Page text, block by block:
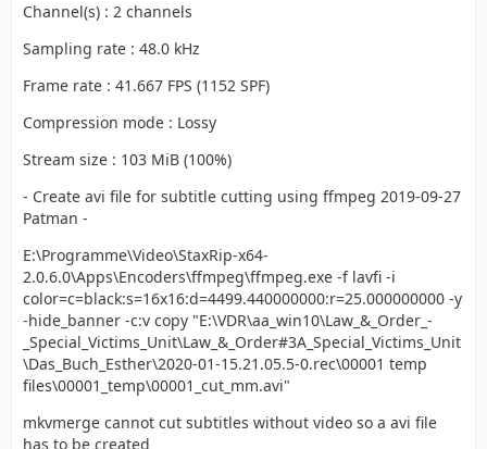
Channel(s) : 2 channels
Sampling rate : 48.0 kHz
Frame rate : 41.667 FPS (1152 SPF)
Compression mode : Lossy
Stream size : 103 MiB (100%)
- Create avi file for subtitle cutting using ffmpeg 2019-09-27
Patman -
E:\Programme\Video\StaxRip-x64-
2.0.6.0\Apps\Encoders\ffmpeg\ffmpeg.exe -f lavfi -i
color=c=black:s=16x16:d=4499.440000000:r=25.000000000 -y
-hide_banner -c:v copy "E:\VDR\aa_win10\Law_&_Order_-
_Special_Victims_Unit\Law_&_Order#3A_Special_Victims_Unit
\Das_Buch_Esther\2020-01-15.21.05.5-0.rec\00001 temp
files\00001_temp\00001_cut_mm.avi"
mkvmerge cannot cut subtitles without video so a avi file
has to be created